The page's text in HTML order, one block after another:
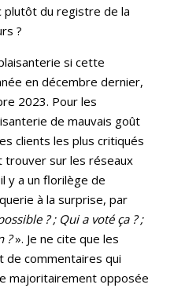
plutôt du registre de la
?
si cette
en décembre dernier,
2023. Pour les
de mauvais goût
clients les plus critiqués
trouver sur les réseaux
y a un florilège de
à la surprise, par
? ; Qui a voté ça ? ;
?». Je ne cite que les
de commentaires qui
majoritairement opposée